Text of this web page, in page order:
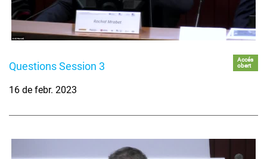
Questions Session 3
Accés
obert
16 de febr. 2023